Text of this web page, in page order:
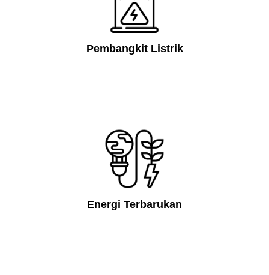
Pembangkit Listrik
Energi Terbarukan